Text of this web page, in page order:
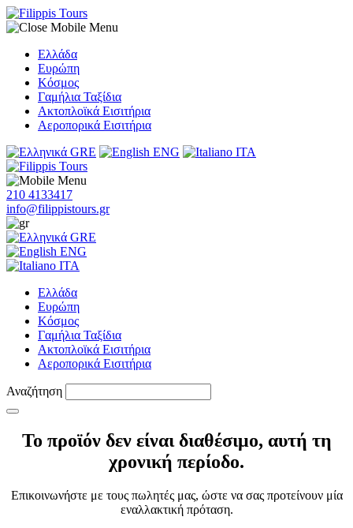
Ελλάδα
Ευρώπη
Κόσμος
Γαμήλια Ταξίδια
Ακτοπλοϊκά Εισιτήρια
Αεροπορικά Εισιτήρια
GRE
ENG ITA
210 4133417
info@filippistours.gr
GRE
ENG
ITA
Ελλάδα
Ευρώπη
Κόσμος
Γαμήλια Ταξίδια
Ακτοπλοϊκά Εισιτήρια
Αεροπορικά Εισιτήρια
Αναζήτηση
Το προϊόν δεν είναι διαθέσιμο, αυτή τη
χρονική περίοδο.
Επικοινωνήστε με τους πωλητές μας, ώστε να σας προτείνουν μία
εναλλακτική πρόταση.